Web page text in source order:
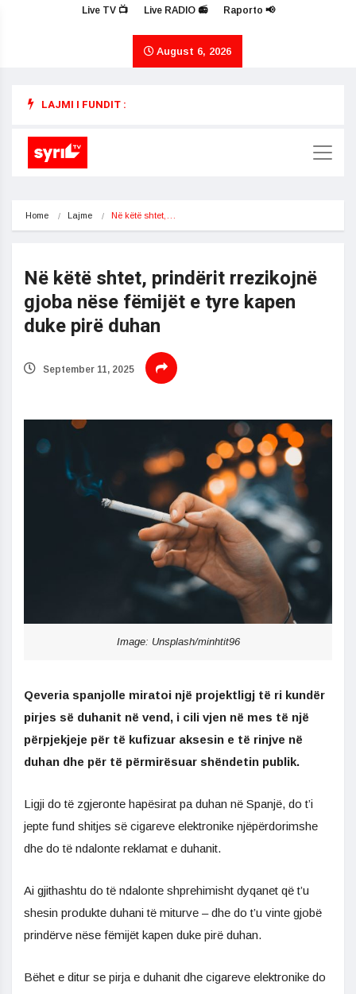
Live TV 📺 Live RADIO 📻 Raporto 📢
August 6, 2026
LAJMI I FUNDIT :
Home Lajme Në këtë shtet,…
Në këtë shtet, prindërit rrezikojnë
gjoba nëse fëmijët e tyre kapen
duke pirë duhan
September 11, 2025
Image: Unsplash/minhtit96
Qeveria spanjolle miratoi një projektligj të ri kundër
pirjes së duhanit në vend, i cili vjen në mes të një
përpjekjeje për të kufizuar aksesin e të rinjve në
duhan dhe për të përmirësuar shëndetin publik.
Ligji do të zgjeronte hapësirat pa duhan në Spanjë, do t’i
jepte fund shitjes së cigareve elektronike njëpërdorimshe
dhe do të ndalonte reklamat e duhanit.
Ai gjithashtu do të ndalonte shprehimisht dyqanet që t’u
shesin produkte duhani të miturve – dhe do t’u vinte gjobë
prindërve nëse fëmijët kapen duke pirë duhan.
Bëhet e ditur se pirja e duhanit dhe cigareve elektronike do